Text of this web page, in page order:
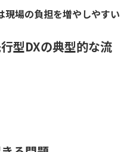
現場の負担を増やしやすい
型DXの典型的な流